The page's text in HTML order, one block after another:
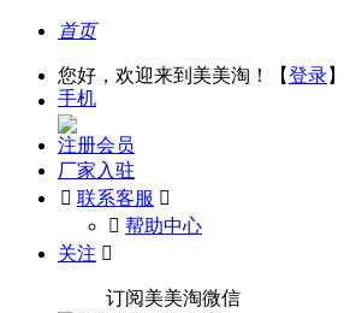
首页
您好，欢迎来到美美淘！【登录】
手机
注册会员
厂家入驻
 联系客服 
󰅃 帮助中心
关注 
订阅美美淘微信